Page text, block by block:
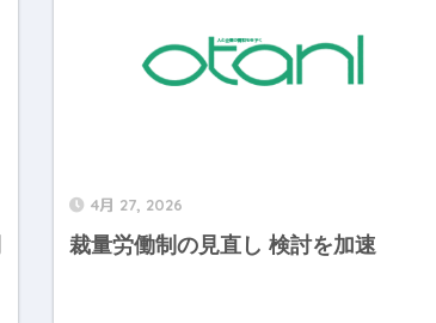
4月 27, 2026
裁量労働制の見直し 検討を加速